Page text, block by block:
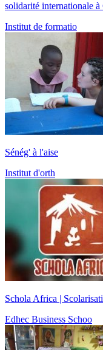
solidarité internationale à
Institut de formatio
Sénég' à l'aise
Institut d'orth
Schola Africa |
Edhec Business Schoo